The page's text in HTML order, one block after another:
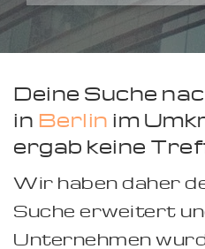
Deine Suche
in Berlin im
ergab keine
Wir haben daher
Suche erweitert
Unternehmen